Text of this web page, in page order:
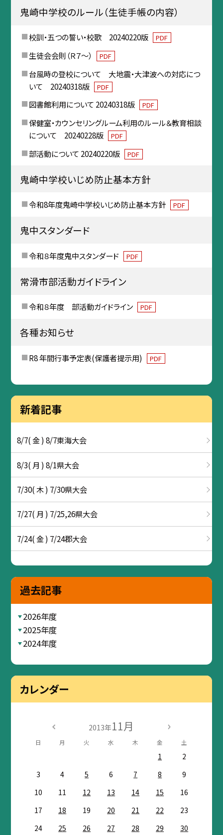
鬼崎中学校のルール（生徒手帳の内容）
校訓・五つの誓い・校歌 20240220版 PDF
生徒会会則（Ｒ７～） PDF
台風時の登校について 大地震・大津波への対応につ
いて 20240318版
PDF
図書館利用について 20240318版 PDF
保健室・カウンセリングルーム利用のルール＆教育相談
について 20240228版
PDF
部活動について 20240220版 PDF
鬼崎中学校いじめ防止基本方針
令和8年度鬼崎中学校いじめ防止基本方針 PDF
鬼中スタンダード
令和８年度鬼中スタンダード PDF
常滑市部活動ガイドライン
令和８年度 部活動ガイドライン PDF
各種お知らせ
R8 年間行事予定表(保護者提示用) PDF
新着記事
8/7( 金 ) 8/7東海大会
8/3( 月 ) 8/1県大会
7/30( 木 ) 7/30県大会
7/27( 月 ) 7/25,26県大会
7/24( 金 ) 7/24郡大会
過去記事
2026年度
2025年度
2024年度
カレンダー
2013年11月
日 月 火 水 木 金 土
1
2
3
4 5 6 7 8
9
10
11 12 13 14 15
16
17
18 19 20 21 22
23
24
25 26 27 28 29 30